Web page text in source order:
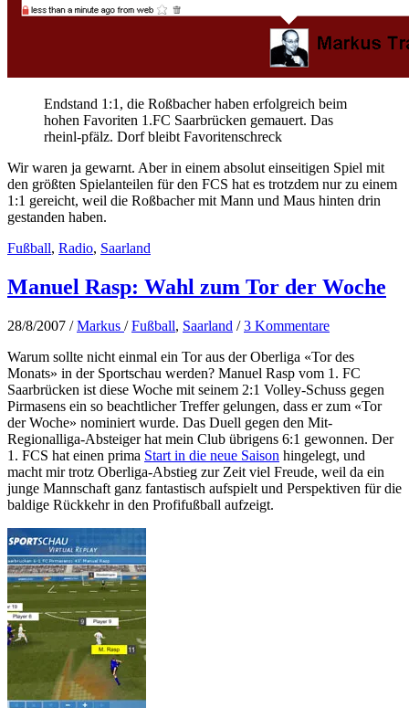
Endstand 1:1, die Roßbacher haben erfolgreich beim
hohen Favoriten 1.FC Saarbrücken gemauert. Das
rheinl-pfälz. Dorf bleibt Favoritenschreck
Wir waren ja gewarnt. Aber in einem absolut einseitigen Spiel mit
den größten Spielanteilen für den FCS hat es trotzdem nur zu einem
1:1 gereicht, weil die Roßbacher mit Mann und Maus hinten drin
gestanden haben.
Fußball, Radio, Saarland
Manuel Rasp: Wahl zum Tor der Woche
28/8/2007 /Markus /Fußball, Saarland /3 Kommentare
Warum sollte nicht einmal ein Tor aus der Oberliga «Tor des
Monats» in der Sportschau werden? Manuel Rasp vom 1. FC
Saarbrücken ist diese Woche mit seinem 2:1 Volley-Schuss gegen
Pirmasens ein so beachtlicher Treffer gelungen, dass er zum «Tor
der Woche» nominiert wurde. Das Duell gegen den Mit-
Regionalliga-Absteiger hat mein Club übrigens 6:1 gewonnen. Der
1. FCS hat einen prima Start in die neue Saison hingelegt, und
macht mir trotz Oberliga-Abstieg zur Zeit viel Freude, weil da ein
junge Mannschaft ganz fantastisch aufspielt und Perspektiven für die
baldige Rückkehr in den Profifußball aufzeigt.